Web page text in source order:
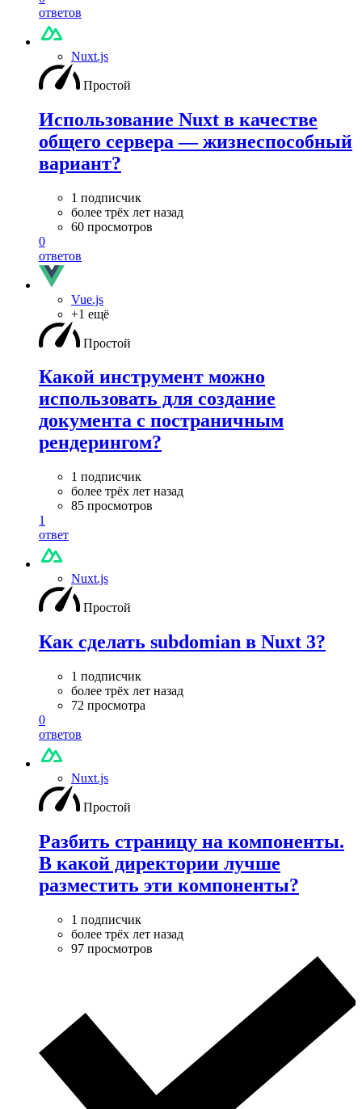
ответов
Nuxt.js
Простой
Использование Nuxt в качестве
общего сервера — жизнеспособный
вариант?
1 подписчик
более трёх лет назад
60 просмотров
0
ответов
Vue.js
+1 ещё
Простой
Какой инструмент можно
использовать для создание
документа с постраничным
рендерингом?
1 подписчик
более трёх лет назад
85 просмотров
1
ответ
Nuxt.js
Простой
Как сделать subdomian в Nuxt 3?
1 подписчик
более трёх лет назад
72 просмотра
0
ответов
Nuxt.js
Простой
Разбить страницу на компоненты.
В какой директории лучше
разместить эти компоненты?
1 подписчик
более трёх лет назад
97 просмотров